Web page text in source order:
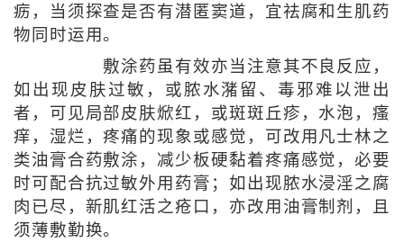
疬，当须探查是否有潜匿窦道，宜祛腐和生肌药
物同时运用。
敷涂药虽有效亦当注意其不良反应，
如出现皮肤过敏，或脓水潴留、毒邪难以泄出
者，可见局部皮肤焮红，或斑斑丘疹，水泡，瘙
痒，湿烂，疼痛的现象或感觉，可改用凡士林之
类油膏合药敷涂，减少板硬黏着疼痛感觉，必要
时可配合抗过敏外用药膏；如出现脓水浸淫之腐
肉已尽，新肌红活之疮口，亦改用油膏制剂，且
须薄敷勤换。